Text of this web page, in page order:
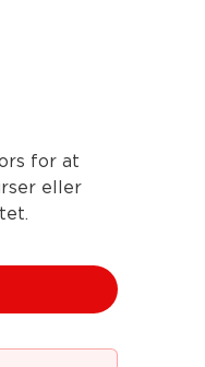
for at
eller